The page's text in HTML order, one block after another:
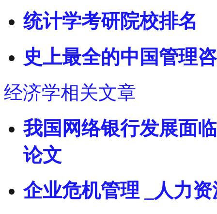
统计学考研院校排名
史上最全的中国管理
经济学相关文章
我国网络银行发展面
论文
企业危机管理 _人力